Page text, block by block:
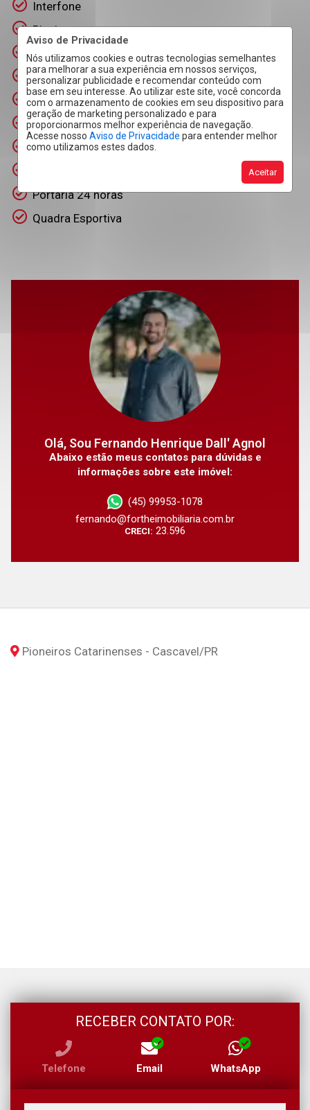
Aviso de Privacidade
Nós utilizamos cookies e outras tecnologias semelhantes
para melhorar a sua experiência em nossos serviços,
personalizar publicidade e recomendar conteúdo com
base em seu interesse. Ao utilizar este site, você concorda
com o armazenamento de cookies em seu dispositivo para
geração de marketing personalizado e para
proporcionarmos melhor experiência de navegação.
Acesse nosso Aviso de Privacidade para entender melhor
como utilizamos estes dados.
Aceitar
Interfone
Piscina
Portão Elétrico
Churrasqueira
Playground
Salão de Festas
Salão de Jogos
Portaria 24 horas
Quadra Esportiva
Olá, Sou Fernando Henrique Dall' Agnol
Abaixo estão meus contatos para dúvidas e
informações sobre este imóvel:
(45) 99953-1078
fernando@fortheimobiliaria.com.br
CRECI: 23.596
Pioneiros Catarinenses - Cascavel/PR
RECEBER CONTATO POR:
Telefone Email WhatsApp